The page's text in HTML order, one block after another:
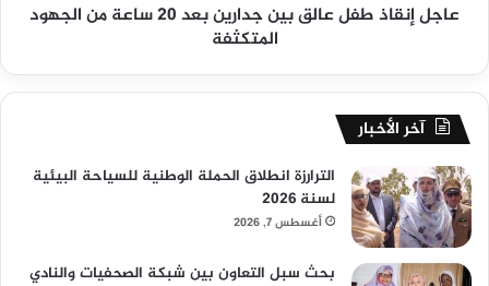
عاجل إنقاذ طفل عالق بين جدارين بعد 20 ساعة من الجهود
المتكثفة
آخر الأخبار
الترارزة انطلاق الحملة الوطنية للسياحة البيئية
لسنة 2026
أغسطس 7, 2026
بحث سبل التعاون بين شبكة الصحفيات والنادي